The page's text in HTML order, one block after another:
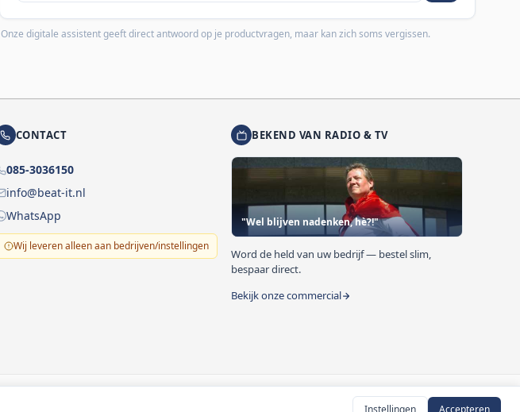
Instellingen Accepteren
Onze digitale assistent geeft direct antwoord op je productvragen, maar kan zich soms vergissen.
CONTACT
085-3036150
info@beat-it.nl
WhatsApp
Wij leveren alleen aan bedrijven/instellingen
BEKEND VAN RADIO & TV
"Wel blijven nadenken, hè?!"
Word de held van uw bedrijf — bestel slim,
bespaar direct.
Bekijk onze commercial